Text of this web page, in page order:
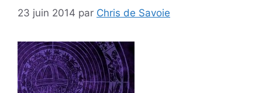
23 juin 2014 par Chris de Savoie